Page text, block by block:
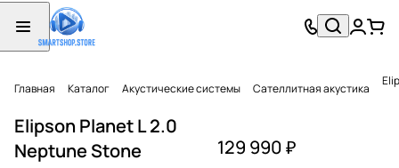
Главная Каталог Акустические системы Сателлитная акустика
Elipson Planet L 2.0
Neptune Stone
129 990 ₽